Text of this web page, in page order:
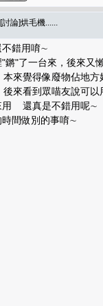
[討論]烘毛機......
不錯用唷∼
鏘"了一台來，後來又
來覺得像廢物佔地方
來看到眾喵友說可以
用 還真是不錯用
間做別的事唷∼